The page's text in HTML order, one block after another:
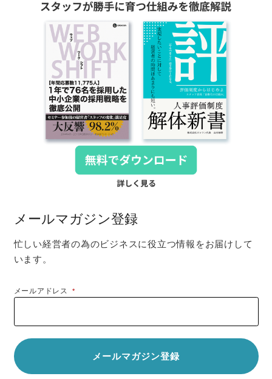
メールマガジン登録
忙しい経営者の為のビジネスに役立つ情報をお届けして
います。
メールアドレス*